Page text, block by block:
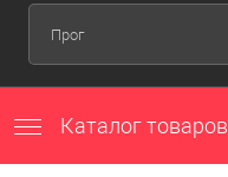
Каталог товаров